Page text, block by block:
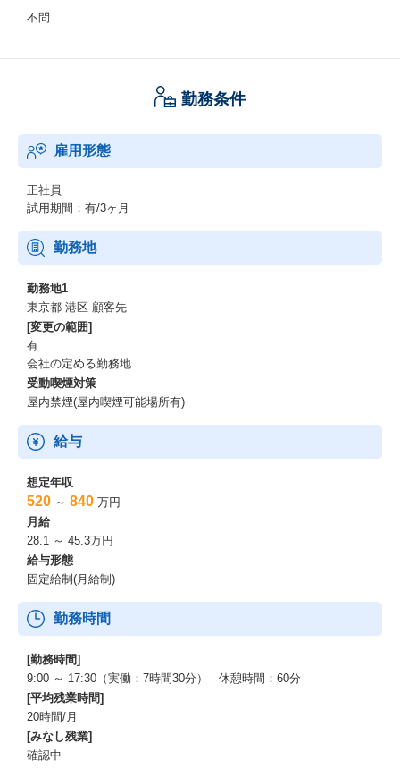
不問
勤務条件
雇用形態
正社員
試用期間：有/3ヶ月
勤務地
勤務地1
東京都 港区 顧客先
[変更の範囲]
有
会社の定める勤務地
受動喫煙対策
屋内禁煙(屋内喫煙可能場所有)
給与
想定年収
520 ～ 840 万円
月給
28.1 ～ 45.3万円
給与形態
固定給制(月給制)
勤務時間
[勤務時間]
9:00 ～ 17:30（実働：7時間30分） 休憩時間：60分
[平均残業時間]
20時間/月
[みなし残業]
確認中